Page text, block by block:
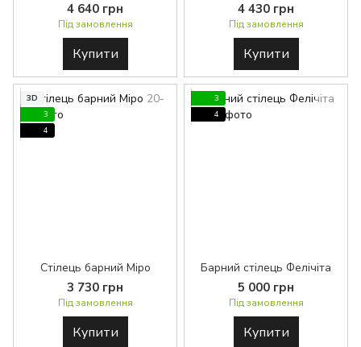
4 640 грн
Під замовлення
Купити
4 430 грн
Під замовлення
Купити
3D
3
4
Стілець барний Міро
3 730 грн
Під замовлення
Купити
3
4
Барний стілець Фелічіта
5 000 грн
Під замовлення
Купити